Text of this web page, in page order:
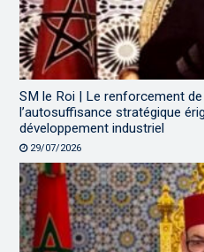
SM le Roi | Le renforcement
l’autosuffisance stratégique
développement industriel
29/07/2026